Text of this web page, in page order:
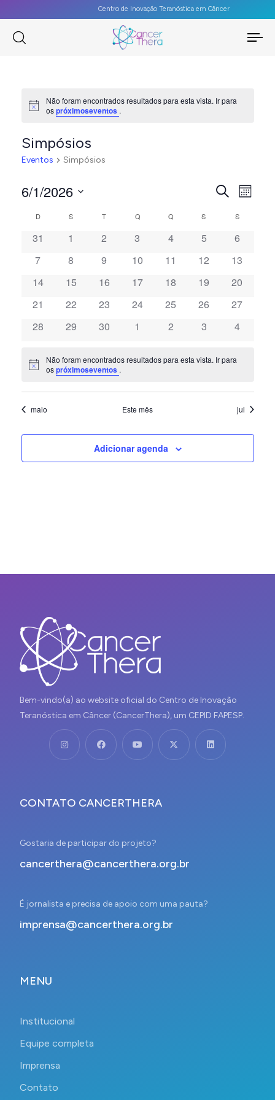
Centro de Inovação Teranóstica em Câncer
Notice
Não foram encontrados resultados para esta vista. Ir para
ospróximoseventos .
Simpósios
Eventos Simpósios
DE
DE
Procurar
eventos
Mês
6/1/2026
data.
CALENDÁRIOR
DE
EVENTOS
D S T Q Q S S
0
31
0
1
0
2
0
3
0
4
0
5
0
6
0
7
0
8
0
9
0
10
0
11
0
12
0
13
0
14
0
15
0
16
0
17
0
18
0
19
0
20
0
21
0
22
0
23
0
24
0
25
0
26
0
27
0
28
0
29
0
30
0
1
0
2
0
3
0
4
Notice
Não foram encontrados resultados para esta vista. Ir para
ospróximoseventos .
maio Este mês jul
Adicionar agenda
Bem-vindo(a) ao website oficial do Centro de Inovação
Teranóstica em Câncer (CancerThera), um CEPID FAPESP.
CONTATO CANCERTHERA
Gostaria de participar do projeto?
cancerthera@cancerthera.org.br
É jornalista e precisa de apoio com uma pauta?
imprensa@cancerthera.org.br
MENU
Institucional
Equipe completa
Imprensa
Contato